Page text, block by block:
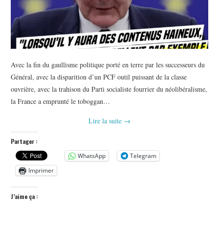
SPORT
Avec la fin du gaullisme politique porté en terre par les successeurs du
Général, avec la disparition d’un PCF outil puissant de la classe
ouvrière, avec la trahison du Parti socialiste fourrier du néolibéralisme,
la France a emprunté le toboggan…
Lire la suite →
Partager :
WhatsApp
Telegram
Imprimer
J’aime ça :